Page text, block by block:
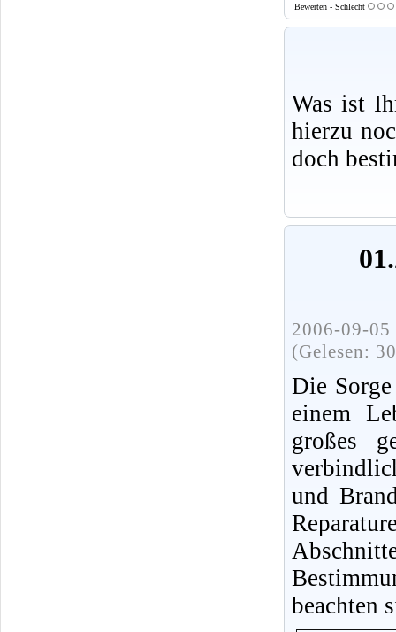
Bewerten - Schlecht
Was ist
hierzu
doch
2006-09-
(Gelesen:
Die
einem
großes
und
beachten